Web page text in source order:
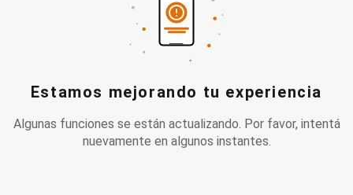
Estamos mejorando tu experiencia
Algunas funciones se están actualizando. Por favor, intentá
nuevamente en algunos instantes.